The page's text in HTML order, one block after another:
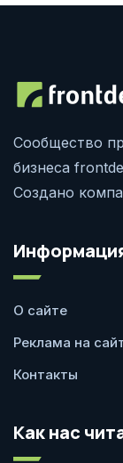
Сообщество
бизнеса
Создано
О сайте
Реклама на
Контакты
Как нас